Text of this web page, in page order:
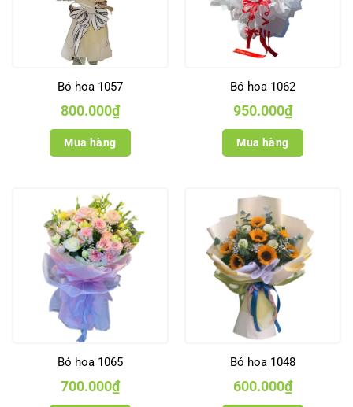
Bó hoa 1057
800.000₫
Mua hàng
Bó hoa 1062
950.000₫
Mua hàng
Bó hoa 1065
700.000₫
Bó hoa 1048
600.000₫